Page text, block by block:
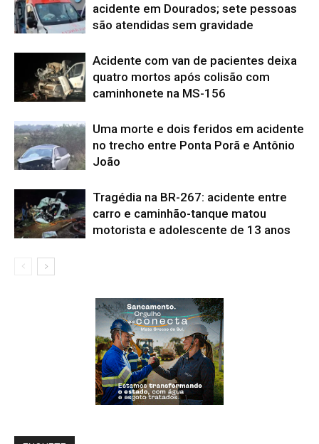
acidente em Dourados; sete pessoas
são atendidas sem gravidade
Acidente com van de pacientes deixa
quatro mortos após colisão com
caminhonete na MS-156
Uma morte e dois feridos em acidente
no trecho entre Ponta Porã e Antônio
João
Tragédia na BR-267: acidente entre
carro e caminhão-tanque matou
motorista e adolescente de 13 anos